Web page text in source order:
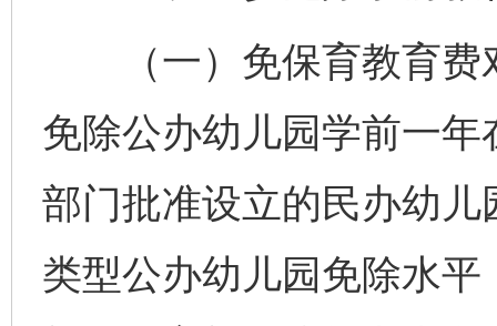
（一）免保育教育费
免除公办幼儿园学前一
部门批准设立的民办幼
类型公办幼儿园免除水